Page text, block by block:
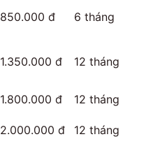
850.000 đ 6 tháng
1.350.000 đ 12 tháng
1.800.000 đ 12 tháng
2.000.000 đ 12 tháng